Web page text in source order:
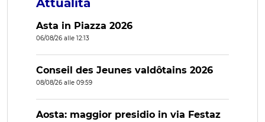
Attualità
Asta in Piazza 2026
06/08/26 alle 12:13
Conseil des Jeunes valdôtains 2026
08/08/26 alle 09:59
Aosta: maggior presidio in via Festaz